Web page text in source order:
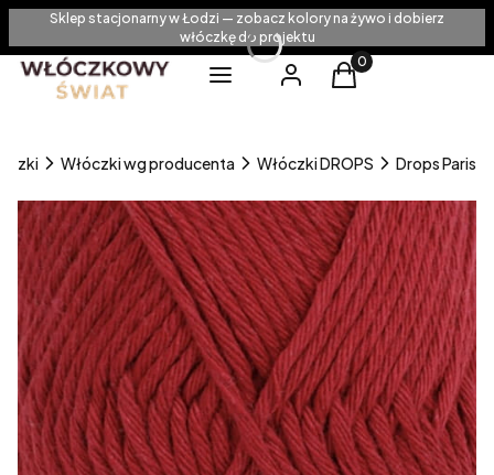
Sklep stacjonarny w Łodzi — zobacz kolory na żywo i dobierz
włóczkę do projektu
Menu
Zaloguj sięProdukty w
Koszyk
Włóczki wg producenta Włóczki DROPS Drops Paris